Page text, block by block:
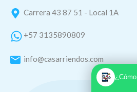
Carrera 43 87 51 - Local 1A
+57 3135890809
info@casarriendos.com